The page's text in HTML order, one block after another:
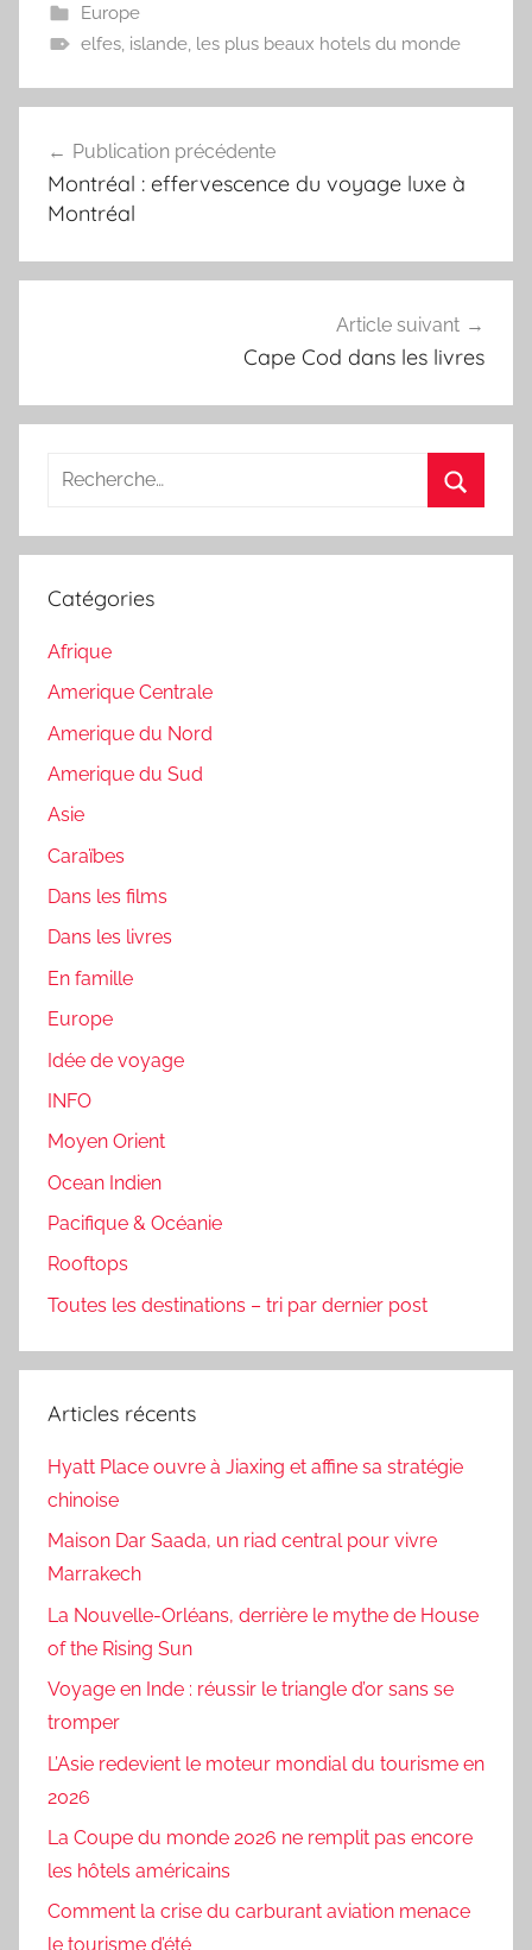
Europe
elfes, islande, les plus beaux hotels du monde
de
l’article
Publication précédente
Montréal : effervescence du voyage luxe à
Montréal
Article suivant
Cape Cod dans les livres
Recherche
:
Catégories
Afrique
Amerique Centrale
Amerique du Nord
Amerique du Sud
Asie
Caraïbes
Dans les films
Dans les livres
En famille
Europe
Idée de voyage
INFO
Moyen Orient
Ocean Indien
Pacifique & Océanie
Rooftops
Toutes les destinations – tri par dernier post
Articles récents
Hyatt Place ouvre à Jiaxing et affine sa stratégie
chinoise
Maison Dar Saada, un riad central pour vivre
Marrakech
La Nouvelle-Orléans, derrière le mythe de House
of the Rising Sun
Voyage en Inde : réussir le triangle d’or sans se
tromper
L’Asie redevient le moteur mondial du tourisme en
2026
La Coupe du monde 2026 ne remplit pas encore
les hôtels américains
Comment la crise du carburant aviation menace
le tourisme d’été